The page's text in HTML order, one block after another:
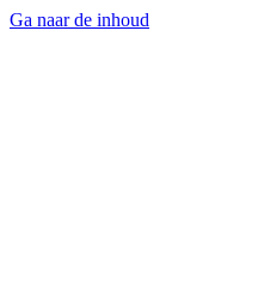
Ga naar de inhoud